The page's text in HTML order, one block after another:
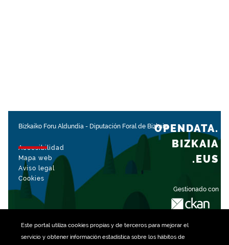
Este portal utiliza cookiespropias y de terceros para mejorar el
servicio y obtener información estadística sobre los hábitos de
Bizkaiko Foru Aldundia - Diputación Foral de Bizkaia
Accesibilidad
Mapa web
Aviso legal
Cookies
Gestionado con
OPENDATA.
BIZKAIA
.EUS